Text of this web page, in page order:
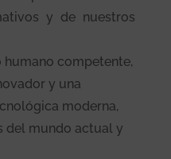
y de nuestros
competente,
y una
moderna,
del mundo actual y